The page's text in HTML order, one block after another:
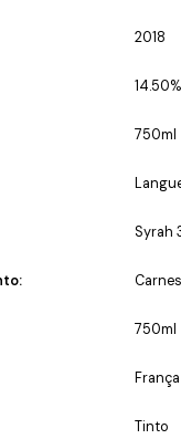
2018
14.50%
750ml
Syrah
Carnes
750ml
França
Tinto